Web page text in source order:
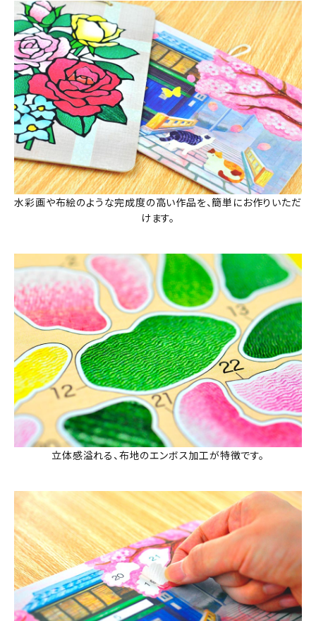
水彩画や布絵のような完成度の高い作品を、簡単にお作りいただ
けます。
立体感溢れる、布地のエンボス加工が特徴です。